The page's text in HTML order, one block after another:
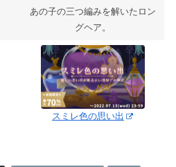
あの子の三つ編みを解いたロン
グヘア。
スミレ色の思い出